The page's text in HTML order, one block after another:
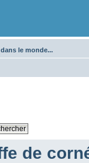
le monde...
de